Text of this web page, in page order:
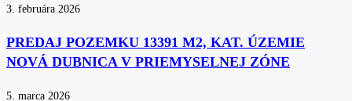
3. februára 2026
PREDAJ POZEMKU 13391 M2, KAT. ÚZEMIE
NOVÁ DUBNICA V PRIEMYSELNEJ ZÓNE
5. marca 2026